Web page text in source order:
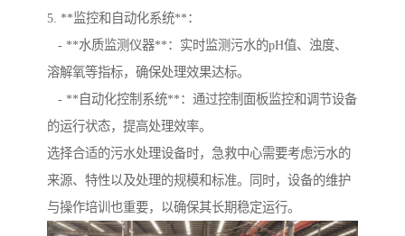
5. **监控和自动化系统**：
- **水质监测仪器**：实时监测污水的pH值、浊度、
溶解氧等指标，确保处理效果达标。
- **自动化控制系统**：通过控制面板监控和调节设备
的运行状态，提高处理效率。
选择合适的污水处理设备时，急救中心需要考虑污水的
来源、特性以及处理的规模和标准。同时，设备的维护
与操作培训也重要，以确保其长期稳定运行。